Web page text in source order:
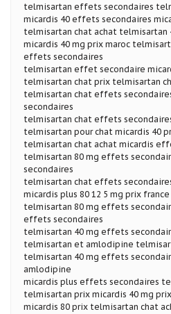
telmisartan effets secondaires
micardis 40 effets secondaires
telmisartan chat achat telmisartan
micardis 40 mg prix maroc
effets secondaires
telmisartan effet secondaire
telmisartan chat prix telmisartan
telmisartan chat effets
secondaires
telmisartan chat effets
telmisartan pour chat micardis 40
telmisartan chat achat micardis
telmisartan 80 mg effets
secondaires
telmisartan chat effets
micardis plus 80 12 5 mg prix
telmisartan 80 mg effets
effets secondaires
telmisartan 40 mg effets
telmisartan et amlodipine
telmisartan 40 mg effets
amlodipine
micardis plus effets secondaires
telmisartan prix micardis 40 mg
micardis 80 prix telmisartan chat